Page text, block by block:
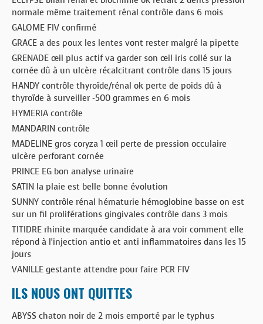
normale même traitement rénal contrôle dans 6 mois
GALOME FIV confirmé
GRACE a des poux les lentes vont rester malgré la pipette
GRENADE œil plus actif va garder son œil iris collé sur la
cornée dû à un ulcère récalcitrant contrôle dans 15 jours
HANDY contrôle thyroïde/rénal ok perte de poids dû à
thyroïde à surveiller -500 grammes en 6 mois
HYMERIA contrôle
MANDARIN contrôle
MADELINE gros coryza 1 œil perte de pression occulaire
ulcère perforant cornée
PRINCE EG bon analyse urinaire
SATIN la plaie est belle bonne évolution
SUNNY contrôle rénal hématurie hémoglobine basse on est
sur un fil proliférations gingivales contrôle dans 3 mois
TITIDRE rhinite marquée candidate à ara voir comment elle
répond à l’injection antio et anti inflammatoires dans les 15
jours
VANILLE gestante attendre pour faire PCR FIV
ILS NOUS ONT QUITTES
ABYSS chaton noir de 2 mois emporté par le typhus